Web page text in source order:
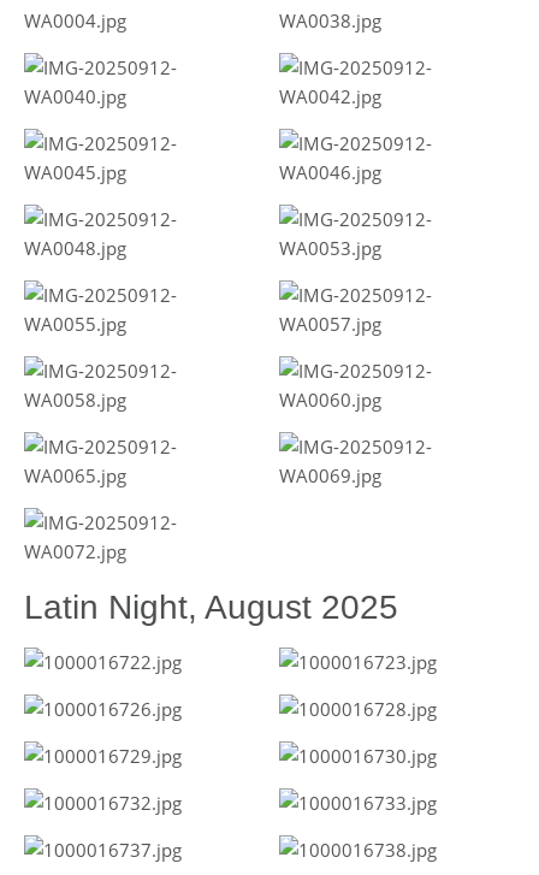
Latin Night, August 2025